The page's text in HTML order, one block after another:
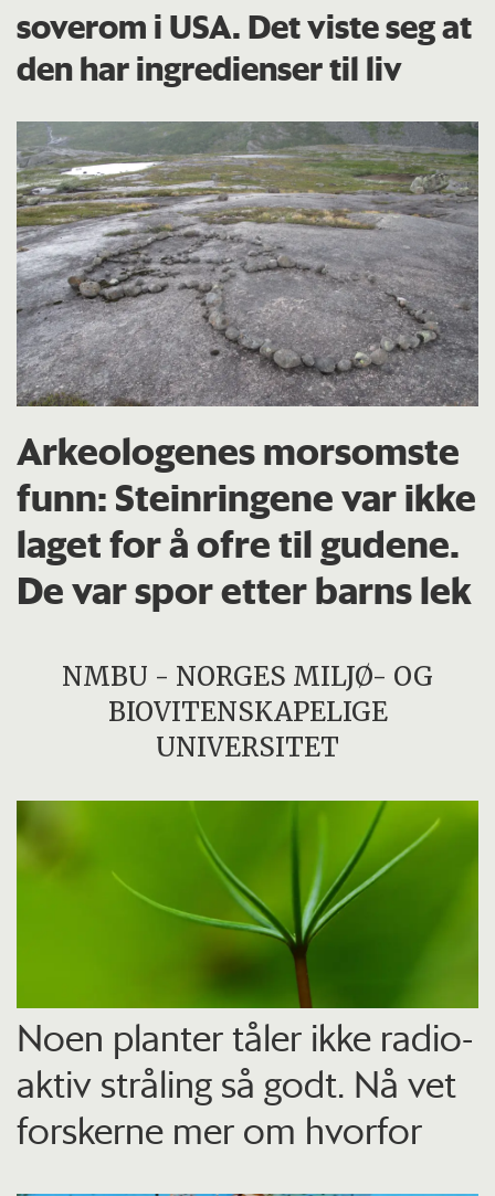
soverom i USA. Det viste seg at
den har ingredienser til liv
Arkeologenes morsomste
funn: Steinringene var ikke
laget for å ofre til gudene.
De var spor etter barns lek
NMBU - NORGES MILJØ- OG
BIOVITENSKAPELIGE
UNIVERSITET
Noen planter tåler ikke radio­
aktiv stråling så godt. Nå vet
forskerne mer om hvorfor